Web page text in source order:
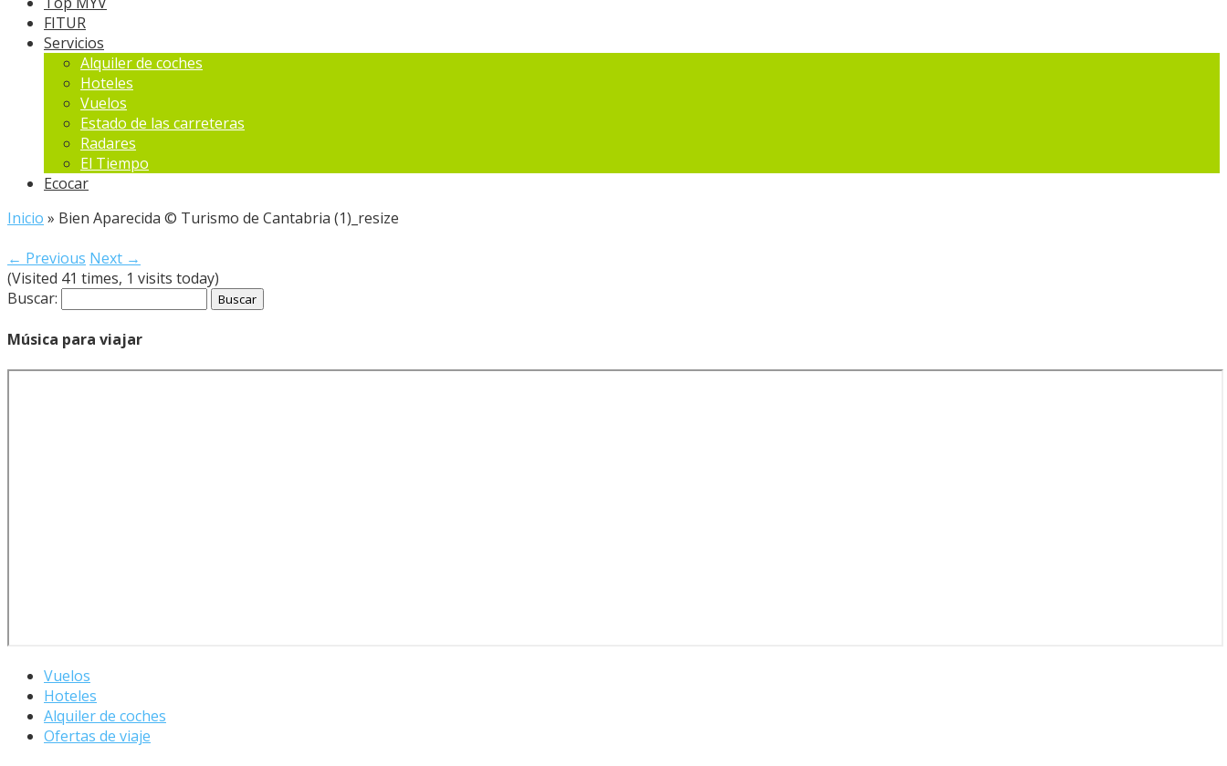
FITUR
Servicios
Alquiler de coches
Hoteles
Vuelos
Estado de las carreteras
Radares
El Tiempo
Ecocar
Inicio » Bien Aparecida © Turismo de Cantabria (1)_resize
← Previous Next →
(Visited 41 times, 1 visits today)
Buscar:
Música para viajar
Vuelos
Hoteles
Alquiler de coches
Ofertas de viaje